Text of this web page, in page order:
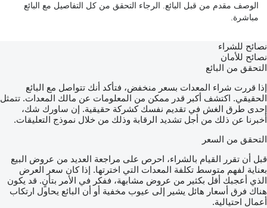
الوصف مقدم من قبل البائع. الرجاء التحقق من كل التفاصيل مع البائع
مباشرة.
نصائح للشراء
نصائح للأمان
التحقق من البائع
إذا قررت شراء المعدات بسعر منخفض، فتأكد أنك تتواصل مع البائع
الحقيقي. اكتشف أكبر قدر ممكن من المعلومات عن مالك المعدات. تتمثل
إحدى طرق الغش في تقديم نفسك كشركة حقيقية. إن ساورك شك،
أخبرنا عن ذلك من أجل تشديد الرقابة وذلك من خلال نموذج التعليقات.
التحقق من السعر
قبل أن تقرر القيام بالشراء، احرص على مراجعة العديد من عروض البيع
بعناية لفهم متوسط تكلفة المعدات التي اخترتها. إذا كان سعر العرض
الذي أعجبك أقل بكثير من عروض مشابهة، ففكر في الأمر بتأنٍ. قد يكون
هناك فرق أسعار هائل يشير إلى عيوب مخفية أو أن البائع يحاول ارتكاب
أعمال احتيالية.